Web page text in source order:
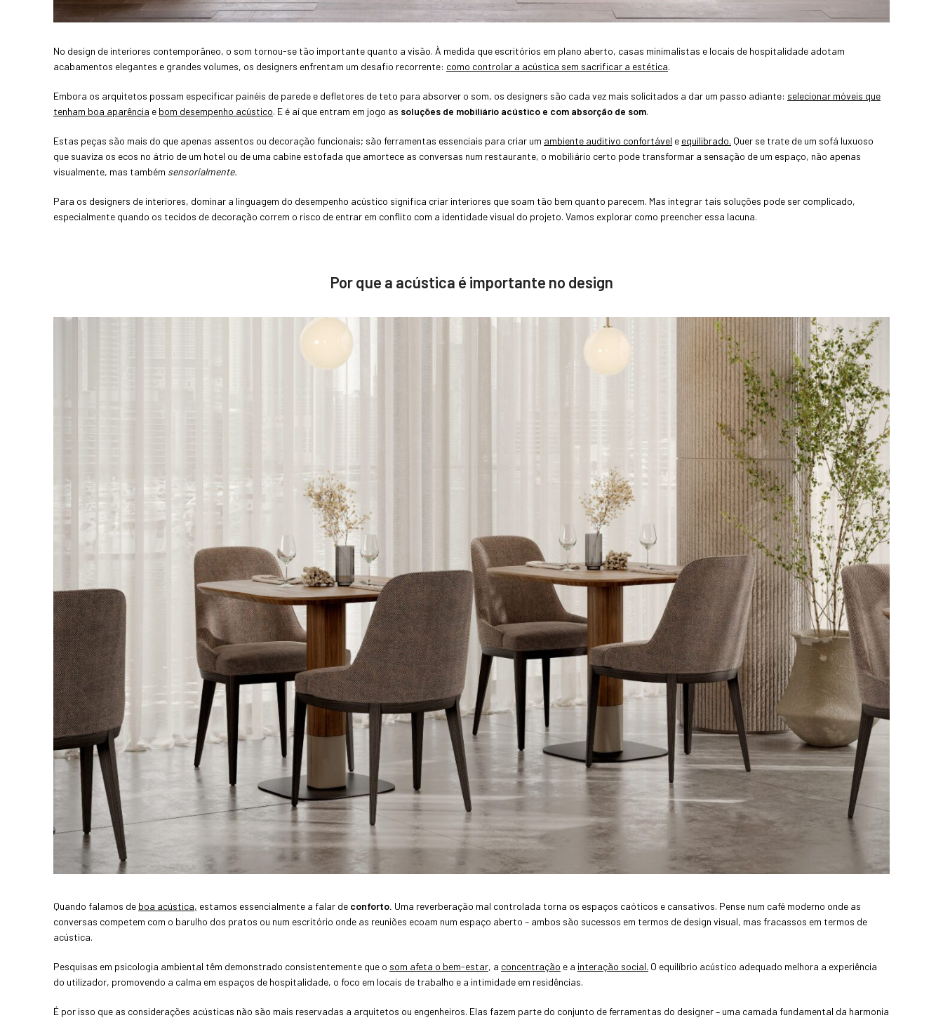
No design de interiores contemporâneo, o som tornou-se tão importante quanto a visão. À medida que escritórios em plano aberto, casas minimalistas e locais de hospitalidade adotam
acabamentos elegantes e grandes volumes, os designers enfrentam um desafio recorrente: como controlar a acústica sem sacrificar a estética.
Embora os arquitetos possam especificar painéis de parede e defletores de teto para absorver o som, os designers são cada vez mais solicitados a dar um passo adiante: selecionar móveis que
tenham boa aparência e bom desempenho acústico. E é aí que entram em jogo as soluções de mobiliário acústico e com absorção de som.
Estas peças são mais do que apenas assentos ou decoração funcionais; são ferramentas essenciais para criar um ambiente auditivo confortável e equilibrado. Quer se trate de um sofá luxuoso
que suaviza os ecos no átrio de um hotel ou de uma cabine estofada que amortece as conversas num restaurante, o mobiliário certo pode transformar a sensação de um espaço, não apenas
visualmente, mas também sensorialmente.
Para os designers de interiores, dominar a linguagem do desempenho acústico significa criar interiores que soam tão bem quanto parecem. Mas integrar tais soluções pode ser complicado,
especialmente quando os tecidos de decoração correm o risco de entrar em conflito com a identidade visual do projeto. Vamos explorar como preencher essa lacuna.
Por que a acústica é importante no design
Quando falamos de boa acústica, estamos essencialmente a falar de conforto. Uma reverberação mal controlada torna os espaços caóticos e cansativos. Pense num café moderno onde as
conversas competem com o barulho dos pratos ou num escritório onde as reuniões ecoam num espaço aberto – ambos são sucessos em termos de design visual, mas fracassos em termos de
acústica.
Pesquisas em psicologia ambiental têm demonstrado consistentemente que o som afeta o bem-estar, a concentração e a interação social. O equilíbrio acústico adequado melhora a experiência
do utilizador, promovendo a calma em espaços de hospitalidade, o foco em locais de trabalho e a intimidade em residências.
É por isso que as considerações acústicas não são mais reservadas a arquitetos ou engenheiros. Elas fazem parte do conjunto de ferramentas do designer – uma camada fundamental da harmonia